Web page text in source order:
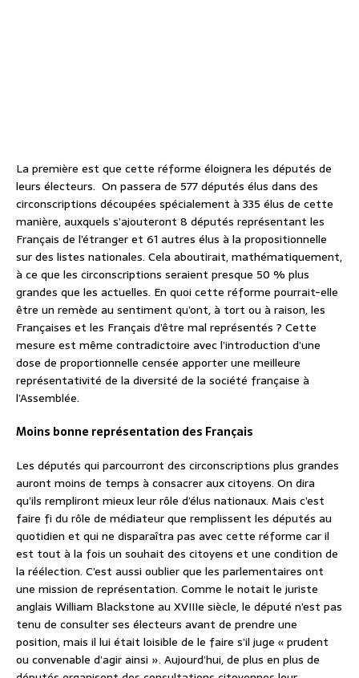
La première est que cette réforme éloignera les députés de
leurs électeurs. On passera de 577 députés élus dans des
circonscriptions découpées spécialement à 335 élus de cette
manière, auxquels s’ajouteront 8 députés représentant les
Français de l’étranger et 61 autres élus à la propositionnelle
sur des listes nationales. Cela aboutirait, mathématiquement,
à ce que les circonscriptions seraient presque 50 % plus
grandes que les actuelles. En quoi cette réforme pourrait-elle
être un remède au sentiment qu’ont, à tort ou à raison, les
Françaises et les Français d’être mal représentés ? Cette
mesure est même contradictoire avec l’introduction d’une
dose de proportionnelle censée apporter une meilleure
représentativité de la diversité de la société française à
l’Assemblée.
Moins bonne représentation des Français
Les députés qui parcourront des circonscriptions plus grandes
auront moins de temps à consacrer aux citoyens. On dira
qu’ils rempliront mieux leur rôle d’élus nationaux. Mais c’est
faire fi du rôle de médiateur que remplissent les députés au
quotidien et qui ne disparaîtra pas avec cette réforme car il
est tout à la fois un souhait des citoyens et une condition de
la réélection. C’est aussi oublier que les parlementaires ont
une mission de représentation. Comme le notait le juriste
anglais William Blackstone au XVIIIe siècle, le député n’est pas
tenu de consulter ses électeurs avant de prendre une
position, mais il lui était loisible de le faire s’il juge « prudent
ou convenable d’agir ainsi ». Aujourd’hui, de plus en plus de